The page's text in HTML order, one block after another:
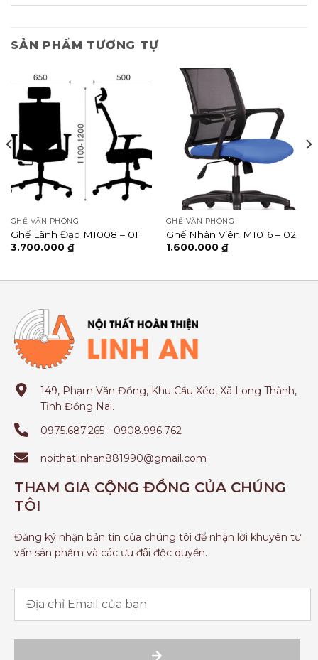
SẢN PHẨM TƯƠNG TỰ
GHẾ VĂN PHÒNG
Ghế Lãnh Đạo M1008 – 01
3.700.000 ₫
GHẾ VĂN PHÒNG
Ghế Nhân Viên M1016 – 02
1.600.000 ₫
149, Phạm Văn Đồng, Khu Cầu Xéo, Xã Long Thành,
Tỉnh Đồng Nai.
0975.687.265 - 0908.996.762
noithatlinhan881990@gmail.com
THAM GIA CỘNG ĐỒNG CỦA CHÚNG
TÔI
Đăng ký nhận bản tin của chúng tôi để nhận lời khuyên tư
vấn sản phẩm và các ưu đãi độc quyền.